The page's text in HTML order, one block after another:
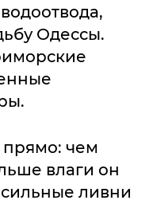
Одессы.
прямо: чем
влаги он
сильные ливни